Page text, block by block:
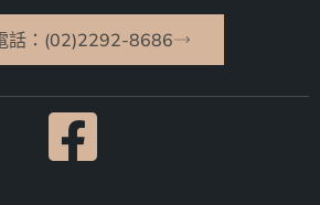
話：(02)2292-8686